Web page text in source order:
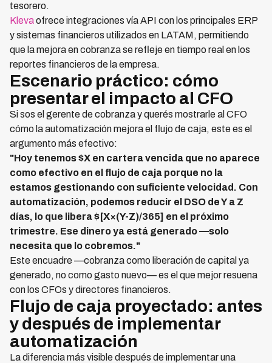
tesorero.
Klevaofrece integraciones vía API con los principales ERP
y sistemas financieros utilizados en LATAM, permitiendo
que la mejora en cobranza se refleje en tiempo real en los
reportes financieros de la empresa.
Escenario práctico: cómo
presentar el impacto al CFO
Si sos el gerente de cobranza y querés mostrarle al CFO
cómo la automatización mejora el flujo de caja, este es el
argumento más efectivo:
"Hoy tenemos $X en cartera vencida que no aparece
como efectivo en el flujo de caja porque no la
estamos gestionando con suficiente velocidad. Con
automatización, podemos reducir el DSO de Y a Z
días, lo que libera $[X×(Y-Z)/365] en el próximo
trimestre. Ese dinero ya está generado —solo
necesita que lo cobremos."
Este encuadre —cobranza como liberación de capital ya
generado, no como gasto nuevo— es el que mejor resuena
con los CFOs y directores financieros.
Flujo de caja proyectado: antes
y después de implementar
automatización
La diferencia más visible después de implementar una